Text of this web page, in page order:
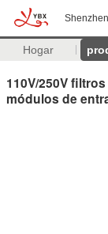
Hogar
110V/250V
módulos de